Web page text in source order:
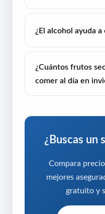
¿El alcohol ayuda
¿Cuántos frutos
comer al día en
¿Buscas un
Compara
mejores
gratuito y